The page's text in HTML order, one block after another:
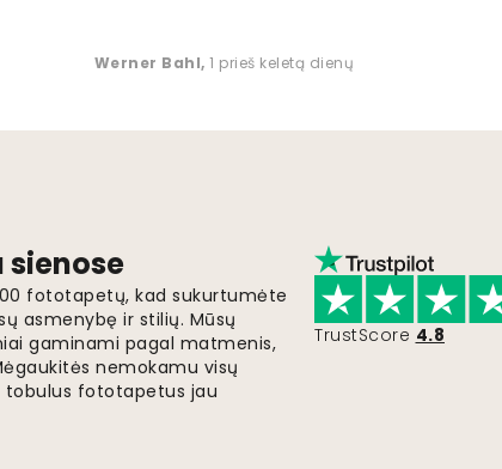
Werner Bahl, 1 prieš keletą dienų
fototapetų, kad sukurtumėte
asmenybę ir stilių. Mūsų
gaminami pagal matmenis,
nemokamu visų
fototapetus jau
TrustScore 4.8